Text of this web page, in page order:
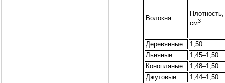
Волокна
Плотность,
см3
Деревянные
1,50
Льняные
1,45–1,50
Конопляные
1,48–1,50
Джутовые
1,44–1,50